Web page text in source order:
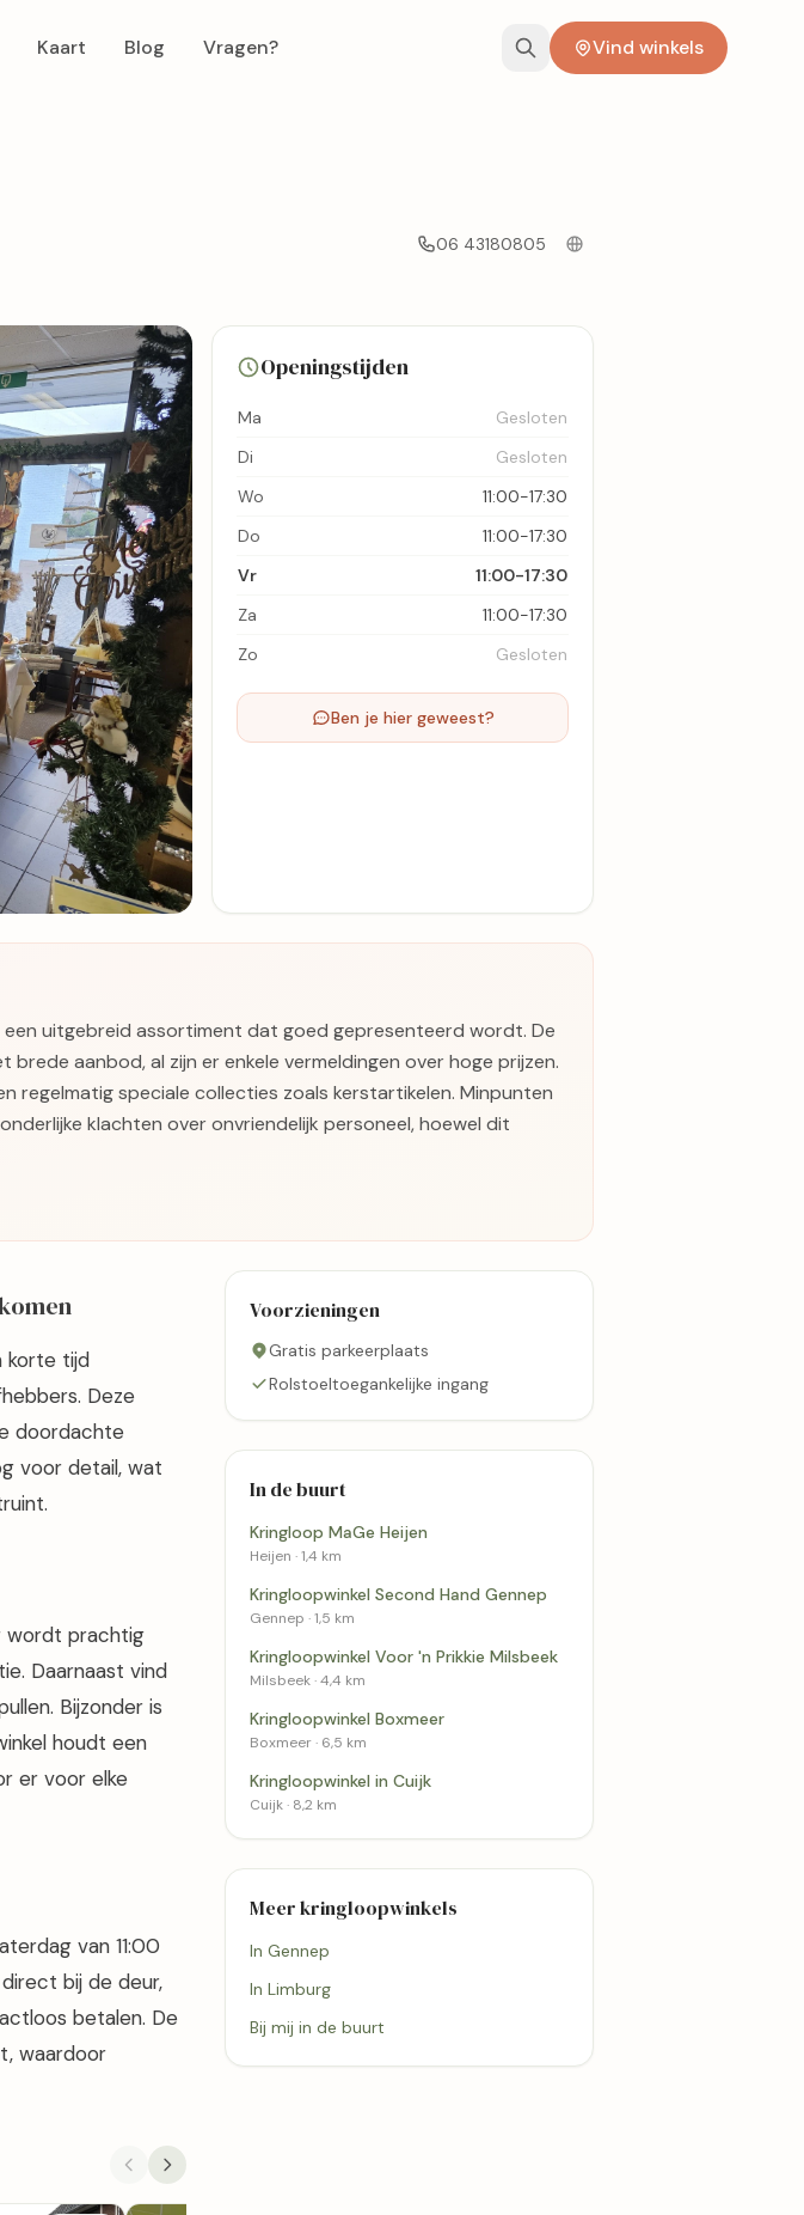
Kaart Blog Vragen? Vind winkels
06 43180805
Openingstijden
Ma
Gesloten
Di
Gesloten
Wo
11:00-17:30
Do
11:00-17:30
Vr
11:00-17:30
Za
11:00-17:30
Zo
Gesloten
Ben je hier geweest?
een uitgebreid assortiment dat goed gepresenteerd wordt. De
brede aanbod, al zijn er enkele vermeldingen over hoge prijzen.
regelmatig speciale collecties zoals kerstartikelen. Minpunten
klachten over onvriendelijk personeel, hoewel dit
korte tijd
Deze
doordachte
voor detail, wat
wordt prachtig
Daarnaast vind
Bijzonder is
houdt een
er voor elke
van 11:00
bij de deur,
betalen. De
waardoor
Voorzieningen
Gratis parkeerplaats
Rolstoeltoegankelijke ingang
In de buurt
Kringloop MaGe Heijen
Heijen · 1,4 km
Kringloopwinkel Second Hand Gennep
Gennep · 1,5 km
Kringloopwinkel Voor 'n Prikkie Milsbeek
Milsbeek · 4,4 km
Kringloopwinkel Boxmeer
Boxmeer · 6,5 km
Kringloopwinkel in Cuijk
Cuijk · 8,2 km
Meer kringloopwinkels
In Gennep
In Limburg
Bij mij in de buurt